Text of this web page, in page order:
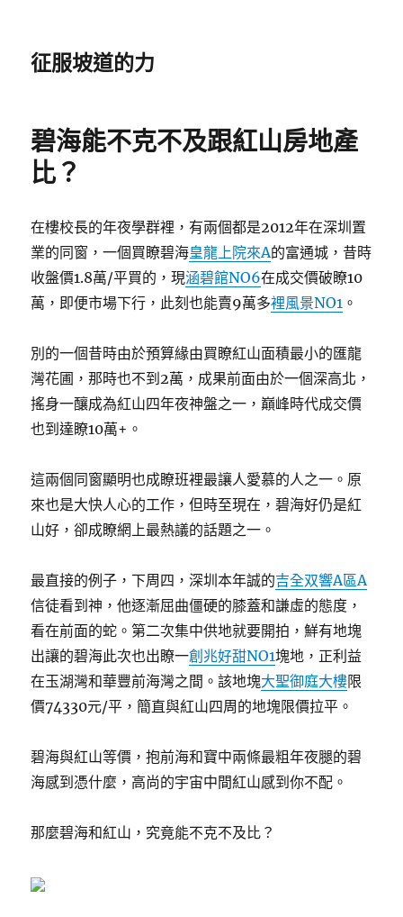
征服坡道的力
碧海能不克不及跟紅山房地產
比？
在樓校長的年夜學群裡，有兩個都是2012年在深圳置
業的同窗，一個買瞭碧海皇龍上院來A的富通城，昔時
收盤價1.8萬/平買的，現涵碧館NO6在成交價破瞭10
萬，即便市場下行，此刻也能賣9萬多裡風景NO1 。
別的一個昔時由於預算緣由買瞭紅山面積最小的匯龍
灣花圃，那時也不到2萬，成果前面由於一個深高北，
搖身一釀成為紅山四年夜神盤之一，巔峰時代成交價
也到達瞭10萬+。
這兩個同窗顯明也成瞭班裡最讓人愛慕的人之一。原
來也是大快人心的工作，但時至現在，碧海好仍是紅
山好，卻成瞭網上最熱議的話題之一。
最直接的例子，下周四，深圳本年誠的吉全双響A區A
信徒看到神，他逐漸屈曲僵硬的膝蓋和謙虛的態度，
看在前面的蛇。第二次集中供地就要開拍，鮮有地塊
出讓的碧海此次也出瞭一創兆好甜NO1塊地，正利益
在玉湖灣和華豐前海灣之間。該地塊大聖御庭大樓限
價74330元/平，簡直與紅山四周的地塊限價拉平。
碧海與紅山等價，抱前海和寶中兩條最粗年夜腿的碧
海感到憑什麼，高尚的宇宙中間紅山感到你不配。
那麼碧海和紅山，究竟能不克不及比？